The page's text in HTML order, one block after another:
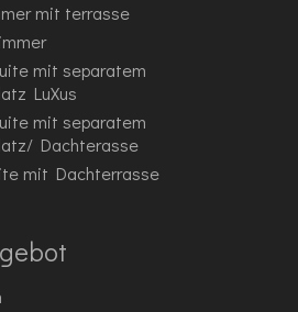
mit terrasse
mit separatem
LuXus
mit separatem
Dachterasse
mit Dachterrasse